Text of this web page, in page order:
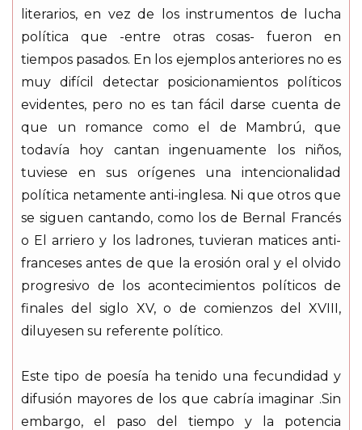
literarios, en vez de los instrumentos de lucha
política que -entre otras cosas- fueron en
tiempos pasados. En los ejemplos anteriores no es
muy difícil detectar posicionamientos políticos
evidentes, pero no es tan fácil darse cuenta de
que un romance como el de Mambrú, que
todavía hoy cantan ingenuamente los niños,
tuviese en sus orígenes una intencionalidad
política netamente anti-inglesa. Ni que otros que
se siguen cantando, como los de Bernal Francés
o El arriero y los ladrones, tuvieran matices anti-
franceses antes de que la erosión oral y el olvido
progresivo de los acontecimientos políticos de
finales del siglo XV, o de comienzos del XVIII,
diluyesen su referente político.
Este tipo de poesía ha tenido una fecundidad y
difusión mayores de los que cabría imaginar .Sin
embargo, el paso del tiempo y la potencia